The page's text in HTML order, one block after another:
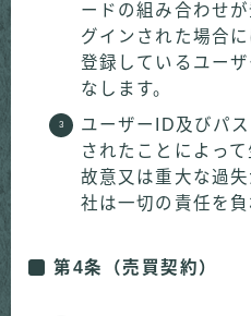
ードの組み合わせ
グインされた場合
登録しているユー
なします。
ユーザーID及びパ
されたことによっ
故意又は重大な過
社は一切の責任を負
第4条（売買契約）